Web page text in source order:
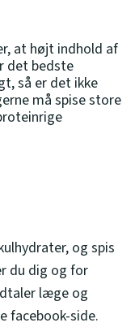
at højt indhold af
det bedste
så er det ikke
må spise store
og spis
du dig og for
læge og
facebook-side.